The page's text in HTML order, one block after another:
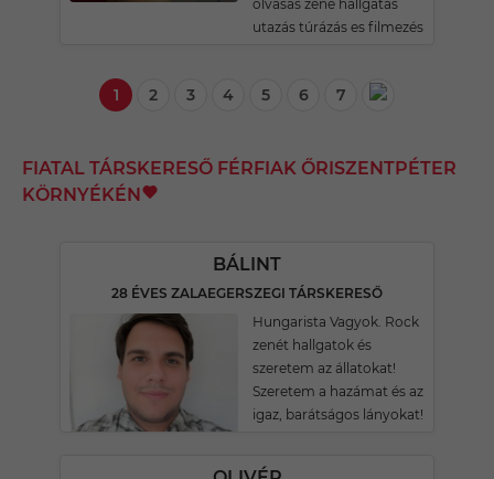
olvasás zene hallgatás
utazás túrázás es filmezés
1 2 3 4 5 6 7
FIATAL TÁRSKERESŐ FÉRFIAK ŐRISZENTPÉTER
KÖRNYÉKÉN
BÁLINT
28 ÉVES ZALAEGERSZEGI TÁRSKERESŐ
Hungarista Vagyok. Rock
zenét hallgatok és
szeretem az állatokat!
Szeretem a hazámat és az
igaz, barátságos lányokat!